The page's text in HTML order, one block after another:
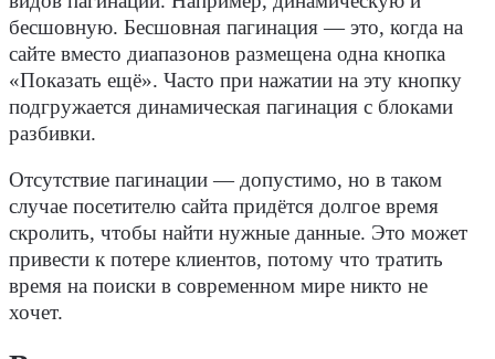
бесшовную. Бесшовная пагинация — это, когда на
сайте вместо диапазонов размещена одна кнопка
«Показать ещё». Часто при нажатии на эту кнопку
подгружается динамическая пагинация с блоками
разбивки.
Отсутствие пагинации — допустимо, но в таком
случае посетителю сайта придётся долгое время
скролить, чтобы найти нужные данные. Это может
привести к потере клиентов, потому что тратить
время на поиски в современном мире никто не
хочет.